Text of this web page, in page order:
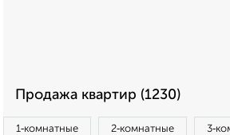
Продажа квартир (1230)
1‑комнатные 2‑комнатные